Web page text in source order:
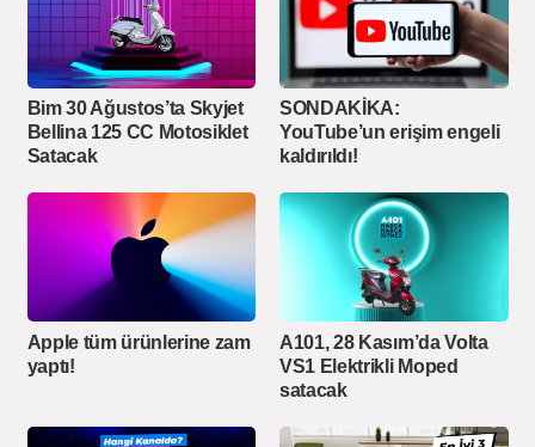
Bim 30 Ağustos’ta Skyjet
Bellina 125 CC Motosiklet
Satacak
SONDAKİKA:
YouTube’un erişim engeli
kaldırıldı!
Apple tüm ürünlerine zam
yaptı!
A101, 28 Kasım’da Volta
VS1 Elektrikli Moped
satacak